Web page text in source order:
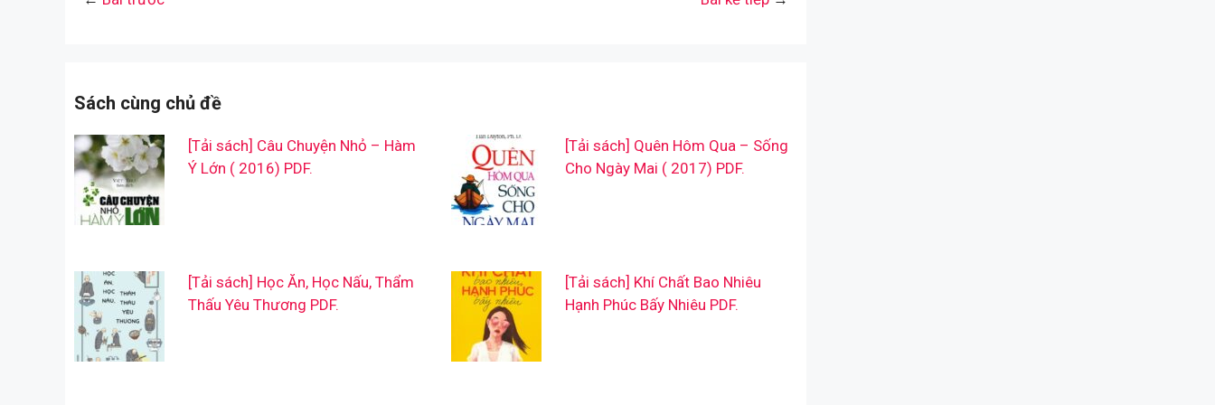
Sách cùng chủ đề
[Tải sách] Câu Chuyện Nhỏ – Hàm
Ý Lớn ( 2016) PDF.
[Tải sách] Quên Hôm Qua – Sống
Cho Ngày Mai ( 2017) PDF.
[Tải sách] Học Ăn, Học Nấu, Thẩm
Thấu Yêu Thương PDF.
[Tải sách] Khí Chất Bao Nhiêu
Hạnh Phúc Bấy Nhiêu PDF.